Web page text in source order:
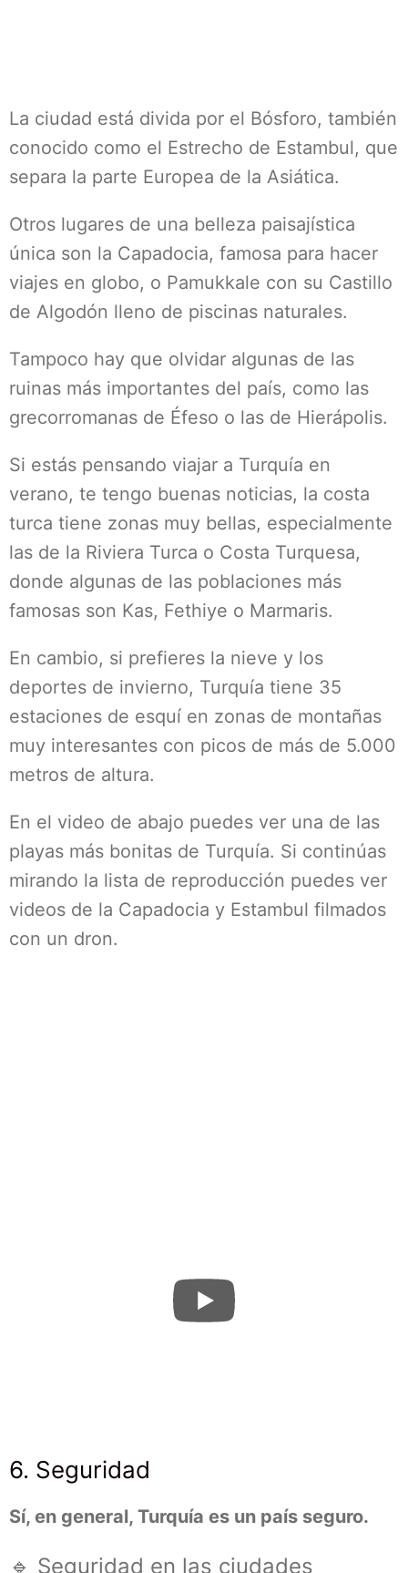
La ciudad está divida por el Bósforo, también
conocido como el Estrecho de Estambul, que
separa la parte Europea de la Asiática.
Otros lugares de una belleza paisajística
única son la Capadocia, famosa para hacer
viajes en globo, o Pamukkale con su Castillo
de Algodón lleno de piscinas naturales.
Tampoco hay que olvidar algunas de las
ruinas más importantes del país, como las
grecorromanas de Éfeso o las de Hierápolis.
Si estás pensando viajar a Turquía en
verano, te tengo buenas noticias, la costa
turca tiene zonas muy bellas, especialmente
las de la Riviera Turca o Costa Turquesa,
donde algunas de las poblaciones más
famosas son Kas, Fethiye o Marmaris.
En cambio, si prefieres la nieve y los
deportes de invierno, Turquía tiene 35
estaciones de esquí en zonas de montañas
muy interesantes con picos de más de 5.000
metros de altura.
En el video de abajo puedes ver una de las
playas más bonitas de Turquía. Si continúas
mirando la lista de reproducción puedes ver
videos de la Capadocia y Estambul filmados
con un dron.
6. Seguridad
Sí, en general, Turquía es un país seguro.
🔹 Seguridad en las ciudades